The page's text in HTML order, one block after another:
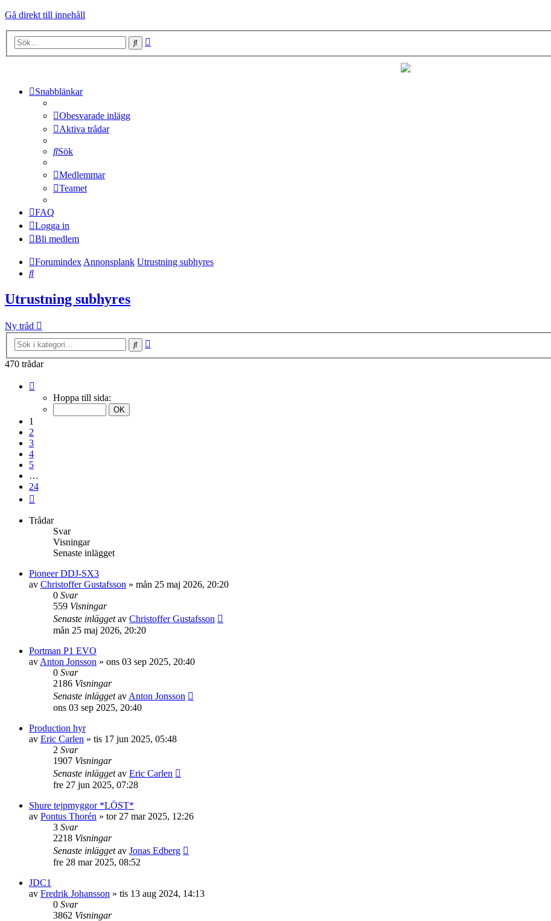
Gå direkt till innehåll
Sök
Snabblänkar
Obesvarade inlägg
Aktiva trådar
Sök
Medlemmar
Teamet
FAQ
Logga in
Bli medlem
Forumindex Annonsplank Utrustning subhyres
Sök
Utrustning subhyres
Ny tråd
Sök
470 trådar
Hoppa till sida:
1
2
3
4
5
…
24
Trådar
Svar
Visningar
Senaste inlägget
Pioneer DDJ-SX3
av Christoffer Gustafsson » mån 25 maj 2026, 20:20
0 Svar
559 Visningar
Senaste inläggetav Christoffer Gustafsson
mån 25 maj 2026, 20:20
Portman P1 EVO
av Anton Jonsson » ons 03 sep 2025, 20:40
0 Svar
2186 Visningar
Senaste inläggetav Anton Jonsson
ons 03 sep 2025, 20:40
Production hyr
av Eric Carlen » tis 17 jun 2025, 05:48
2 Svar
1907 Visningar
Senaste inläggetav Eric Carlen
fre 27 jun 2025, 07:28
Shure tejpmyggor *LÖST*
av Pontus Thorén » tor 27 mar 2025, 12:26
3 Svar
2218 Visningar
Senaste inläggetav Jonas Edberg
fre 28 mar 2025, 08:52
JDC1
av Fredrik Johansson » tis 13 aug 2024, 14:13
0 Svar
3862 Visningar